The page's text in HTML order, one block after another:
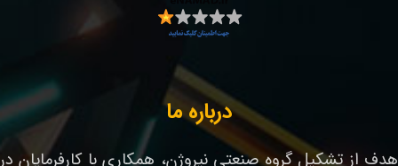
درباره ما
هدف از تشکیل گروه صنعتی نیروژن، همکاری با کارفرمایان در